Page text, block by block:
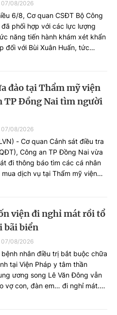
07/08/2026
6/8, Cơ quan CSĐT Bộ Công
đã phối hợp với các lực lượng
năng tiến hành khám xét khẩn
đối với Bùi Xuân Huấn, tức
đảo tại Thẩm mỹ viện
TP Đồng Nai tìm người
07/08/2026
- Cơ quan Cảnh sát điều tra
Công an TP Đồng Nai vừa
đi thông báo tìm các cá nhân
mua dịch vụ tại Thẩm mỹ viện
viện đi nghỉ mát rồi tổ
bãi biển
07/08/2026
bệnh nhân điều trị bắt buộc chữa
tại Viện Pháp y tâm thần
ương song Lê Văn Đông vẫn
vợ con, đàn em… đi nghỉ mát.